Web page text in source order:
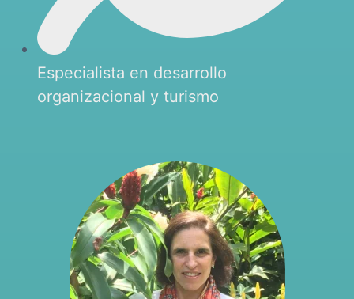
Especialista en desarrollo
organizacional y turismo